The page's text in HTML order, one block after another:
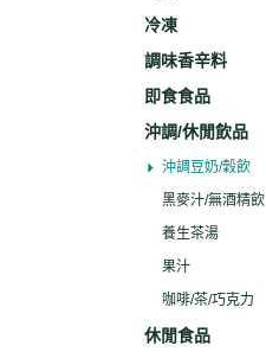
冷凍
調味香辛料
即食食品
沖調/休閒飲品
沖調豆奶/穀飲
黑麥汁/無酒精飲
養生茶湯
果汁
咖啡/茶/巧克力
休閒食品